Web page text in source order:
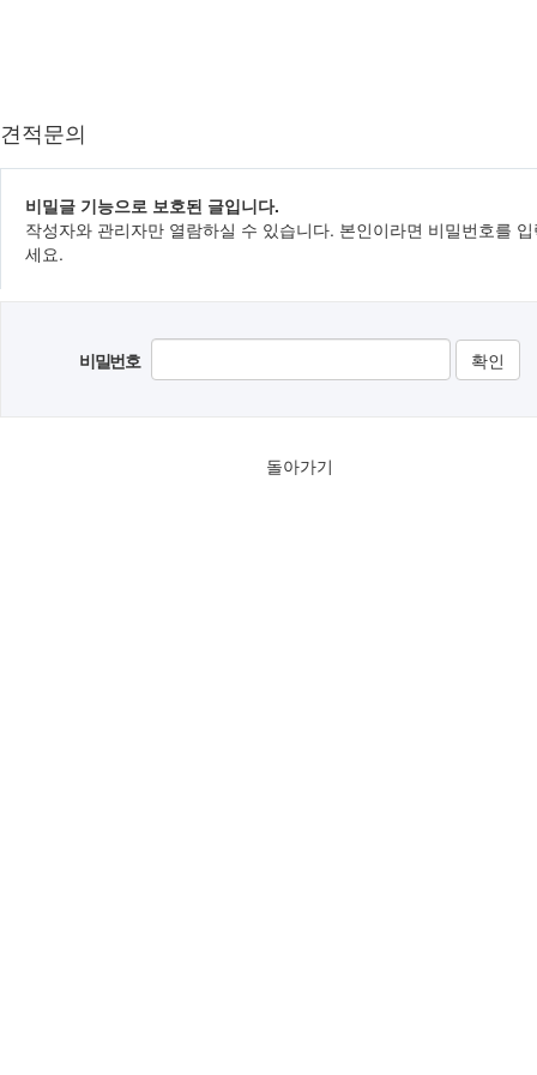
견적문의
비밀글 기능으로 보호된 글입니다.
작성자와 관리자만 열람하실 수 있습니다. 본인이라면 비밀번호를
세요.
비밀번호
돌아가기